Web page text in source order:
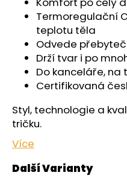
Termoregulační
teplotu těla
Odvede
Drží tvar i po
Do kanceláře, na
Certifikovaná
Styl, technologie a
tričku.
Více
ŠORTKY
HIGH
LONG
DÁMSKÉ
TENKÉ
-
PEARL
759
Kč